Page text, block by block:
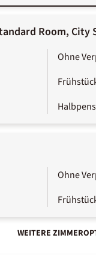
Room, City
Ohne
Ohne
WEITERE